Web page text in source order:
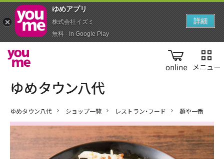
online
ゆめタウン八代 ショップ一覧 レストラン・フード 麺や一番
ゆめアプ‪リ‬
株式会社イズミ
無料 - In Google Play
詳細